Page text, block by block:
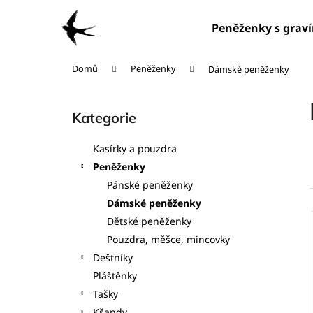
Peněženky s
Domů Peněženky Dámské peněženky
Přeskočit
kategorie
Kategorie
Kasírky a pouzdra
Peněženky
Pánské peněženky
Dámské peněženky
Dětské peněženky
Pouzdra, měšce, mincovky
Deštníky
Pláštěnky
Tašky
Zpět
Zpět